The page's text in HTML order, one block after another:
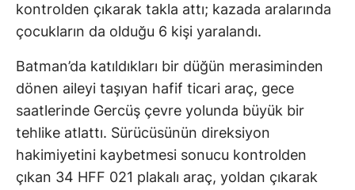
kontrolden çıkarak takla attı; kazada aralarında
çocukların da olduğu 6 kişi yaralandı.
Batman’da katıldıkları bir düğün merasiminden
dönen aileyi taşıyan hafif ticari araç, gece
saatlerinde Gercüş çevre yolunda büyük bir
tehlike atlattı. Sürücüsünün direksiyon
hakimiyetini kaybetmesi sonucu kontrolden
çıkan 34 HFF 021 plakalı araç, yoldan çıkarak